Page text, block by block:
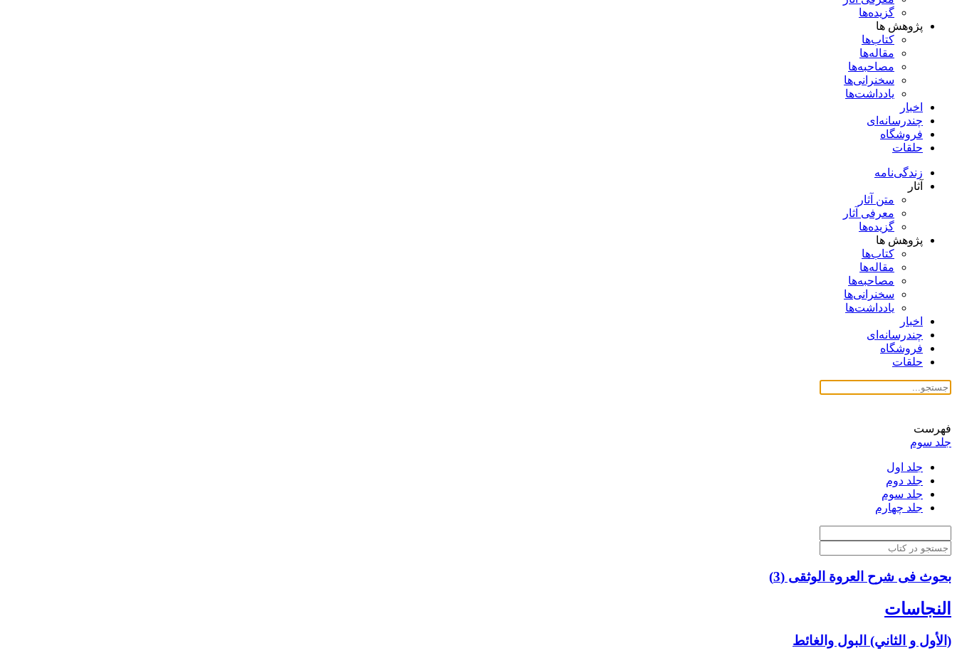
گزیده‌ها
پژوهش ها
کتاب‌ها
مقاله‌ها
مصاحبه‌ها
سخنرانی‌ها
یادداشت‌ها
اخبار
چندرسانه‌ای
فروشگاه
حلقات
زندگی‌نامه
آثار
متن آثار
معرفی آثار
گزیده‌ها
پژوهش ها
کتاب‌ها
مقاله‌ها
مصاحبه‌ها
سخنرانی‌ها
یادداشت‌ها
اخبار
چندرسانه‌ای
فروشگاه
حلقات
فهرست
جلد سوم
جلد اول
جلد دوم
جلد سوم
جلد چهارم
بحوث فی شرح العروة الوثقی (3)
النجاسات‏
(الأول و الثاني) البول والغائط